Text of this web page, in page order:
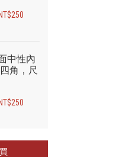
中性內
角，尺